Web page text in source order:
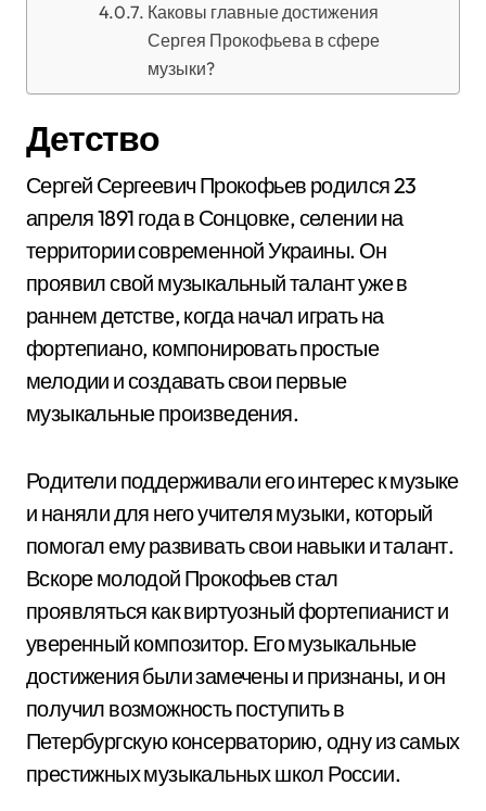
Каковы главные достижения
Сергея Прокофьева в сфере
музыки?
Детство
Сергей Сергеевич Прокофьев родился 23
апреля 1891 года в Сонцовке, селении на
территории современной Украины. Он
проявил свой музыкальный талант уже в
раннем детстве, когда начал играть на
фортепиано, компонировать простые
мелодии и создавать свои первые
музыкальные произведения.
Родители поддерживали его интерес к музыке
и наняли для него учителя музыки, который
помогал ему развивать свои навыки и талант.
Вскоре молодой Прокофьев стал
проявляться как виртуозный фортепианист и
уверенный композитор. Его музыкальные
достижения были замечены и признаны, и он
получил возможность поступить в
Петербургскую консерваторию, одну из самых
престижных музыкальных школ России.